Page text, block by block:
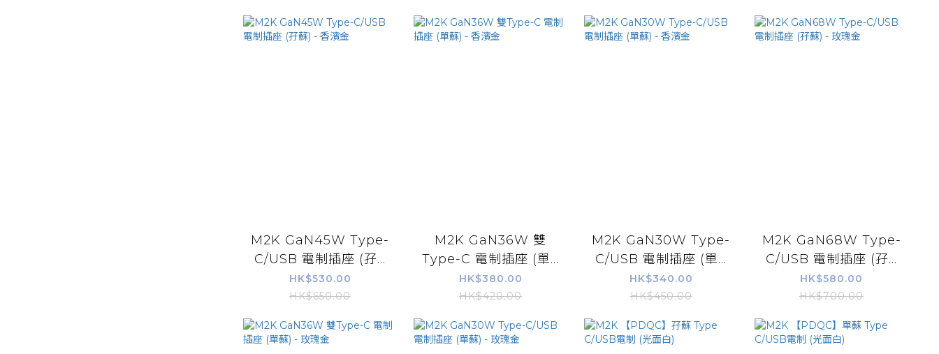
M2K GaN45W Type-
C/USB 電制插座 (孖...
HK$530.00
HK$650.00
M2K GaN36W 雙
Type-C 電制插座 (單...
HK$380.00
HK$420.00
M2K GaN30W Type-
C/USB 電制插座 (單...
HK$340.00
HK$450.00
M2K GaN68W Type-
C/USB 電制插座 (孖...
HK$580.00
HK$700.00